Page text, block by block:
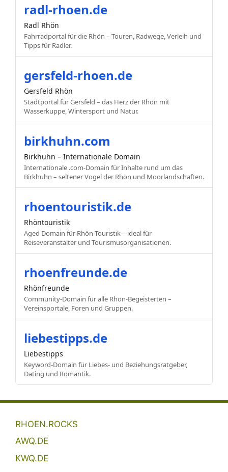
radl-rhoen.de
Radl Rhön
Fahrradportal für die Rhön – Touren, Radwege, Verleih und
Tipps für Radler.
gersfeld-rhoen.de
Gersfeld Rhön
Stadtportal für Gersfeld – das Herz der Rhön mit
Wasserkuppe, Wintersport und Natur.
birkhuhn.com
Birkhuhn – Internationale Domain
Internationale .com-Domain für Inhalte rund um das
Birkhuhn – seltener Vogel der Rhön und Moorlandschaften.
rhoentouristik.de
Rhöntouristik
Aged Domain für Rhön-Touristik – ideal für
Reiseveranstalter und Tourismusorganisationen.
rhoenfreunde.de
Rhönfreunde
Community-Domain für alle Rhön-Begeisterten –
Vereinsportale, Foren und Gruppen.
liebestipps.de
Liebestipps
Keyword-Domain für Liebes- und Beziehungsratgeber,
Dating und Romantik.
RHOEN.ROCKS
AWQ.DE
KWQ.DE